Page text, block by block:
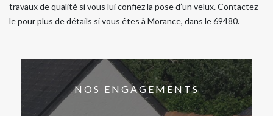
travaux de qualité si vous lui confiez la pose d’un velux. Contactez-
le pour plus de détails si vous êtes à Morance, dans le 69480.
NOS ENGAGEMENTS